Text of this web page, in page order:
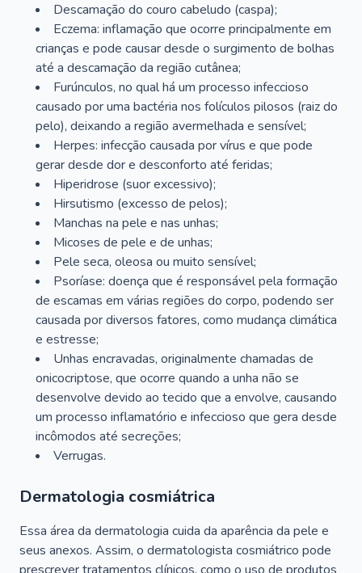
Descamação do couro cabeludo (caspa);
Eczema: inflamação que ocorre principalmente em
crianças e pode causar desde o surgimento de bolhas
até a descamação da região cutânea;
Furúnculos, no qual há um processo infeccioso
causado por uma bactéria nos folículos pilosos (raiz do
pelo), deixando a região avermelhada e sensível;
Herpes: infecção causada por vírus e que pode
gerar desde dor e desconforto até feridas;
Hiperidrose (suor excessivo);
Hirsutismo (excesso de pelos);
Manchas na pele e nas unhas;
Micoses de pele e de unhas;
Pele seca, oleosa ou muito sensível;
Psoríase: doença que é responsável pela formação
de escamas em várias regiões do corpo, podendo ser
causada por diversos fatores, como mudança climática
e estresse;
Unhas encravadas, originalmente chamadas de
onicocriptose, que ocorre quando a unha não se
desenvolve devido ao tecido que a envolve, causando
um processo inflamatório e infeccioso que gera desde
incômodos até secreções;
Verrugas.
Dermatologia cosmiátrica
Essa área da dermatologia cuida da aparência da pele e
seus anexos. Assim, o dermatologista cosmiátrico pode